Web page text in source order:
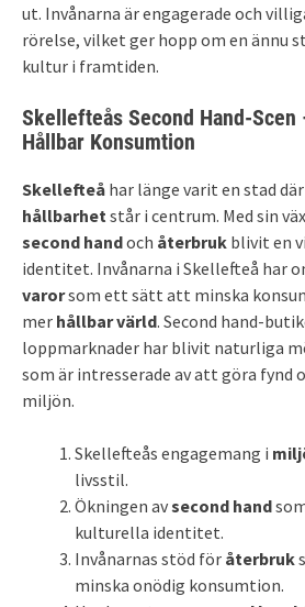
ut. Invånarna är engagerade och
rörelse, vilket ger hopp om en ännu
kultur i framtiden.
Skellefteås Second Hand-Scen
Hållbar Konsumtion
Skellefteå har länge varit en stad där
hållbarhet står i centrum. Med sin
second handoch återbruk blivit en
identitet. Invånarna i Skellefteå har
varorsom ett sätt att minska
mer hållbar värld. Second hand-
loppmarknader har blivit naturliga
som är intresserade av att göra fynd
miljön.
Skellefteås engagemang i
livsstil.
Ökningen avsecond hand
kulturella identitet.
Invånarnas stöd för återbruk
minska onödig konsumtion.